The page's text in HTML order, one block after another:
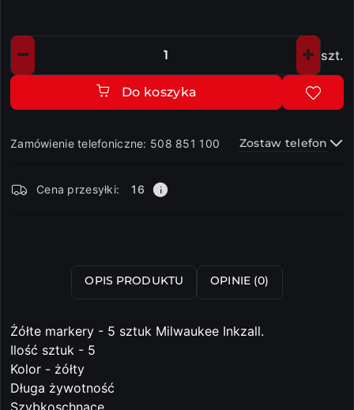
Ilość szt.
Do koszyka
Zamówienie telefoniczne: 508 851 100 Zostaw telefon
i
Cena przesyłki: 16
OPIS PRODUKTU OPINIE (0)
Żółte markery - 5 sztuk Milwaukee Inkzall.
Ilość sztuk - 5
Kolor - żółty
Długa żywotność
Szybkoschnące.